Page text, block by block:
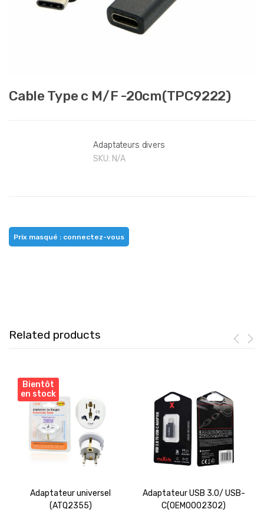
Cable Type c M/F -20cm(TPC9222)
Adaptateurs divers
SKU: N/A
Prix masqué : connectez-vous
Related products
Bientôt
en stock
Adaptateur universel
(ATQ2355)
Adaptateur USB 3.0/ USB-
C(OEM0002302)